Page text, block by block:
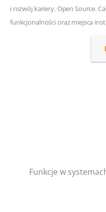
i rozwój kariery. Open Source.
funkcjonalności oraz miejsca
Funkcje w